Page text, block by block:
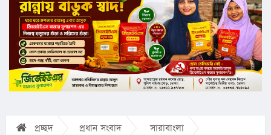
প্রচ্ছদ প্রধান সংবাদ সারাবাংলা